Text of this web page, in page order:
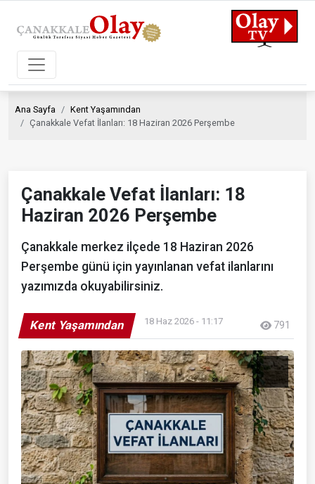
Ana Sayfa
Kent Yaşamından
Çanakkale Vefat İlanları: 18 Haziran 2026 Perşembe
Çanakkale Vefat İlanları: 18
Haziran 2026 Perşembe
Çanakkale merkez ilçede 18 Haziran 2026
Perşembe günü için yayınlanan vefat ilanlarını
yazımızda okuyabilirsiniz.
Kent Yaşamından 18 Haz 2026 - 11:17 791